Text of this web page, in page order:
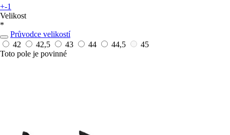
+-1
Velikost
*
Průvodce velikostí
42
42,5 43 44 44,5
45
Toto pole je povinné